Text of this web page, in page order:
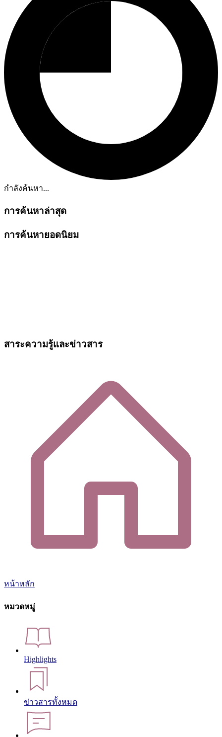
กำลังค้นหา...
การค้นหาล่าสุด
การค้นหายอดนิยม
สาระความรู้และข่าวสาร
หน้าหลัก
หมวดหมู่
Highlights
ข่าวสารทั้งหมด